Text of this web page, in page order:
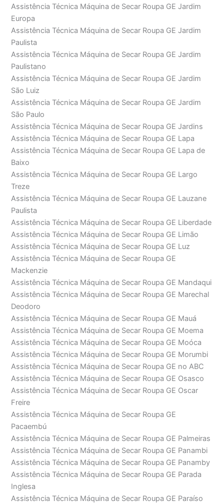
Assistência Técnica Máquina de Secar Roupa GE Jardim
Europa
Assistência Técnica Máquina de Secar Roupa GE Jardim
Paulista
Assistência Técnica Máquina de Secar Roupa GE Jardim
Paulistano
Assistência Técnica Máquina de Secar Roupa GE Jardim
São Luiz
Assistência Técnica Máquina de Secar Roupa GE Jardim
São Paulo
Assistência Técnica Máquina de Secar Roupa GE Jardins
Assistência Técnica Máquina de Secar Roupa GE Lapa
Assistência Técnica Máquina de Secar Roupa GE Lapa de
Baixo
Assistência Técnica Máquina de Secar Roupa GE Largo
Treze
Assistência Técnica Máquina de Secar Roupa GE Lauzane
Paulista
Assistência Técnica Máquina de Secar Roupa GE Liberdade
Assistência Técnica Máquina de Secar Roupa GE Limão
Assistência Técnica Máquina de Secar Roupa GE Luz
Assistência Técnica Máquina de Secar Roupa GE
Mackenzie
Assistência Técnica Máquina de Secar Roupa GE Mandaqui
Assistência Técnica Máquina de Secar Roupa GE Marechal
Deodoro
Assistência Técnica Máquina de Secar Roupa GE Mauá
Assistência Técnica Máquina de Secar Roupa GE Moema
Assistência Técnica Máquina de Secar Roupa GE Moóca
Assistência Técnica Máquina de Secar Roupa GE Morumbi
Assistência Técnica Máquina de Secar Roupa GE no ABC
Assistência Técnica Máquina de Secar Roupa GE Osasco
Assistência Técnica Máquina de Secar Roupa GE Oscar
Freire
Assistência Técnica Máquina de Secar Roupa GE
Pacaembú
Assistência Técnica Máquina de Secar Roupa GE Palmeiras
Assistência Técnica Máquina de Secar Roupa GE Panambi
Assistência Técnica Máquina de Secar Roupa GE Panamby
Assistência Técnica Máquina de Secar Roupa GE Parada
Inglesa
Assistência Técnica Máquina de Secar Roupa GE Paraíso